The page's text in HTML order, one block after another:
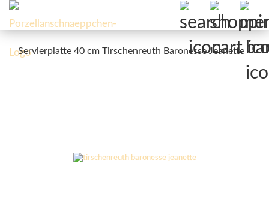
Servierplatte 40 cm Tirschenreuth Baronesse Jeanette